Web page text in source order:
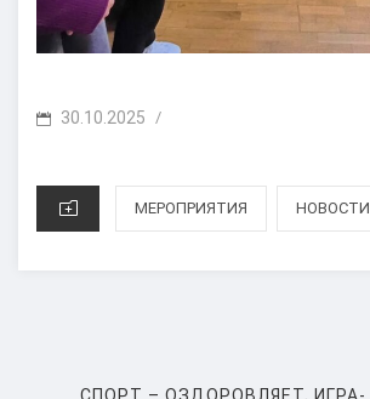
POSTED
30.10.2025 /
CATEGORIES
МЕРОПРИЯТИЯ НОВОСТИ
PREVIOUS
СПОРТ – ОЗДОРОВЛЯЕТ, ИГРА-